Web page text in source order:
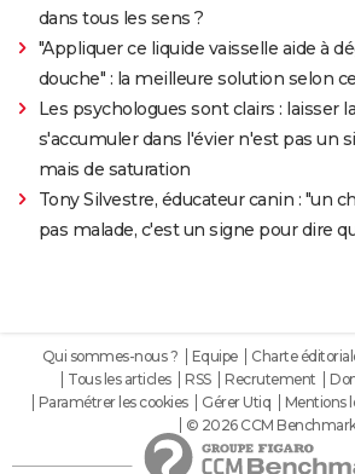
dans tous les sens ?
"Appliquer ce liquide vaisselle aide à
douche" : la meilleure solution selon
Les psychologues sont clairs : laisser
s'accumuler dans l'évier n'est pas un
mais de saturation
Tony Silvestre, éducateur canin : "un
pas malade, c'est un signe pour dire
Qui sommes-nous ? Equipe Charte
Tous les articles
RSS Recrutement
Paramétrer les cookies
Gérer Utiq Mentions
© 2026 CCM